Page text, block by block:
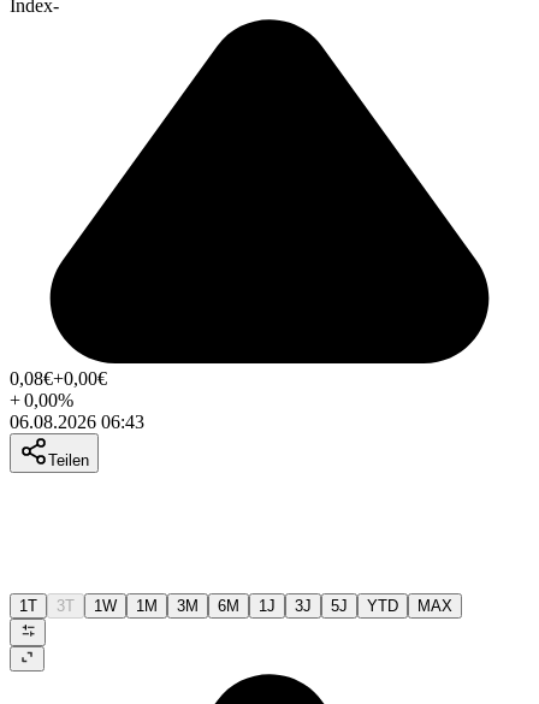
Index-
0,08€+0,00€
+0,00%
06.08.2026 06:43
Teilen
1T 3T 1W 1M 3M 6M 1J 3J 5J YTD MAX